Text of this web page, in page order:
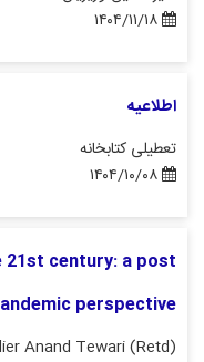
اطلاعیه
تعطیلی کتابخانه
century: a post
perspective
Anand Tewari (Retd)